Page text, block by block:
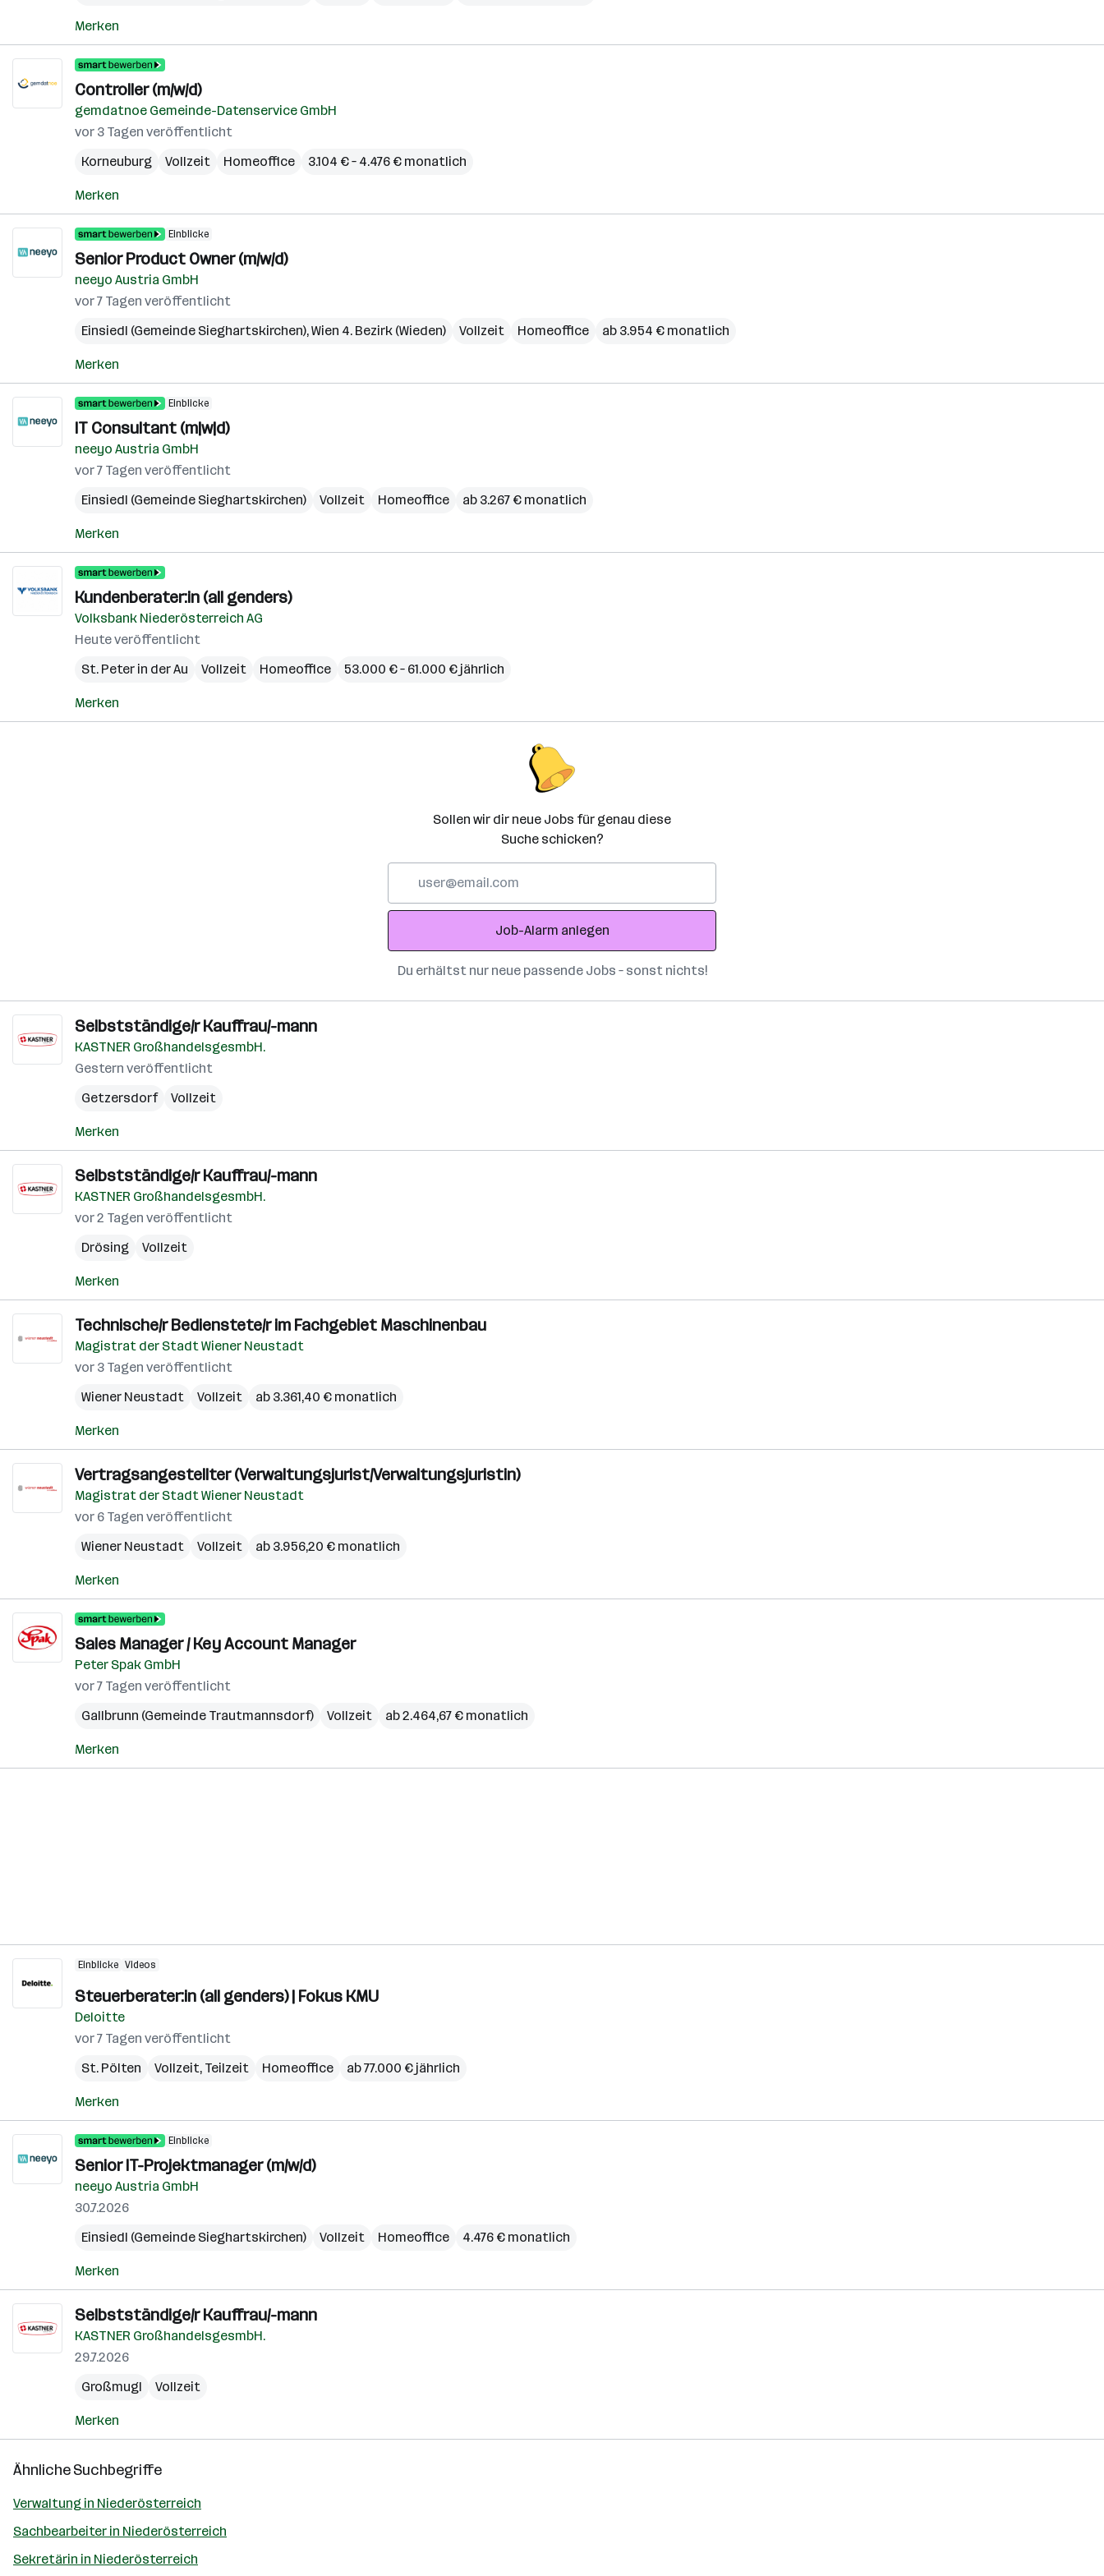
Merken
Controller (m/w/d)
gemdatnoe Gemeinde-Datenservice GmbH
vor 3 Tagen veröffentlicht
Korneuburg
Vollzeit Homeoffice 3.104 € – 4.476 € monatlich
Merken
Einblicke
Senior Product Owner (m/w/d)
neeyo Austria GmbH
vor 7 Tagen veröffentlicht
Einsiedl (Gemeinde Sieghartskirchen),Wien 4. Bezirk (Wieden) Vollzeit Homeoffice ab 3.954 € monatlich
Merken
Einblicke
IT Consultant (m|w|d)
neeyo Austria GmbH
vor 7 Tagen veröffentlicht
Einsiedl (Gemeinde Sieghartskirchen)
Vollzeit Homeoffice ab 3.267 € monatlich
Merken
Kundenberater:in (all genders)
Volksbank Niederösterreich AG
Heute veröffentlicht
St. Peter in der Au
Vollzeit Homeoffice 53.000 € – 61.000 € jährlich
Merken
Sollen wir dir neue Jobs für genau diese
Suche schicken?
Adresse
Job-Alarm anlegen
Du erhältst nur neue passende Jobs – sonst nichts!
Selbstständige/r Kauffrau/-mann
KASTNER GroßhandelsgesmbH.
Gestern veröffentlicht
Getzersdorf
Vollzeit
Merken
Selbstständige/r Kauffrau/-mann
KASTNER GroßhandelsgesmbH.
vor 2 Tagen veröffentlicht
Drösing
Vollzeit
Merken
Technische/r Bedienstete/r im Fachgebiet Maschinenbau
Magistrat der Stadt Wiener Neustadt
vor 3 Tagen veröffentlicht
Wiener Neustadt
Vollzeit ab 3.361,40 € monatlich
Merken
Vertragsangestellter (Verwaltungsjurist/Verwaltungsjuristin)
Magistrat der Stadt Wiener Neustadt
vor 6 Tagen veröffentlicht
Wiener Neustadt
Vollzeit ab 3.956,20 € monatlich
Merken
Sales Manager / Key Account Manager
Peter Spak GmbH
vor 7 Tagen veröffentlicht
Gallbrunn (Gemeinde Trautmannsdorf)
Vollzeit ab 2.464,67 € monatlich
Merken
Einblicke Videos
Steuerberater:in (all genders) | Fokus KMU
Deloitte
vor 7 Tagen veröffentlicht
St. Pölten
Vollzeit, Teilzeit Homeoffice ab 77.000 € jährlich
Merken
Einblicke
Senior IT-Projektmanager (m/w/d)
neeyo Austria GmbH
30.7.2026
Einsiedl (Gemeinde Sieghartskirchen)
Vollzeit Homeoffice 4.476 € monatlich
Merken
Selbstständige/r Kauffrau/-mann
KASTNER GroßhandelsgesmbH.
29.7.2026
Großmugl
Vollzeit
Merken
Ähnliche Suchbegriffe
Verwaltung in Niederösterreich
Sachbearbeiter in Niederösterreich
Sekretärin in Niederösterreich